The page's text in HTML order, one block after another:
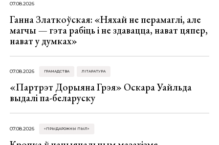
07.08.2026
Ганна Златкоўская: «Няхай не перамаглі, але
магчы — гэта рабіць і не здавацца, нават цяпер,
нават у думках»
07.08.2026 ГРАМАДСТВА ЛІТАРАТУРА
«Партрэт Дорыяна Грэя» Оскара Уайльда
выдалі па-беларуску
07.08.2026 «ПРЫДАРОЖНЫ ПЫЛ»